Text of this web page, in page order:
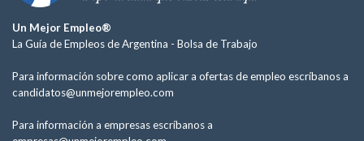
Un Mejor Empleo®
La Guía de Empleos de Argentina - Bolsa de Trabajo
Para información sobre como aplicar a ofertas de empleo escríbanos a
candidatos@unmejorempleo.com
Para información a empresas escríbanos a